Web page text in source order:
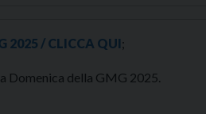
2025 / CLICCA QUI;
Domenica della GMG 2025.